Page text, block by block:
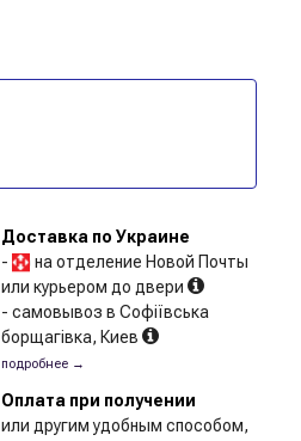
Доставка по Украине
-
на отделение Новой Почты
или курьером до двери
- самовывоз в Софіївська
борщагівка, Киев
подробнее →
Оплата при получении
или другим удобным способом,